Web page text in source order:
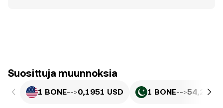
Suosittuja muunnoksia
1 BONE-->0,1951 USD 1 BONE-->54,21